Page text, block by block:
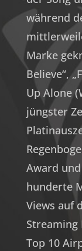
während
Marke
Believe“,
Up Alone
jüngster
Award
hunderte
Views auf
Top 10